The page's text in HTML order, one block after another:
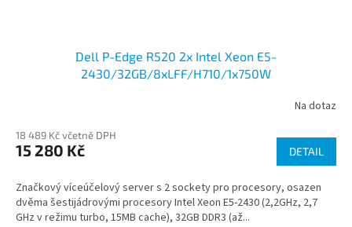
Dell P-Edge R520 2x Intel Xeon E5-
2430/32GB/8xLFF/H710/1x750W
Na dotaz
18 489 Kč včetně DPH
15 280 Kč DETAIL
Značkový víceúčelový server s 2 sockety pro procesory, osazen
dvěma šestijádrovými procesory Intel Xeon E5-2430 (2,2GHz, 2,7
GHz v režimu turbo, 15MB cache), 32GB DDR3 (až...